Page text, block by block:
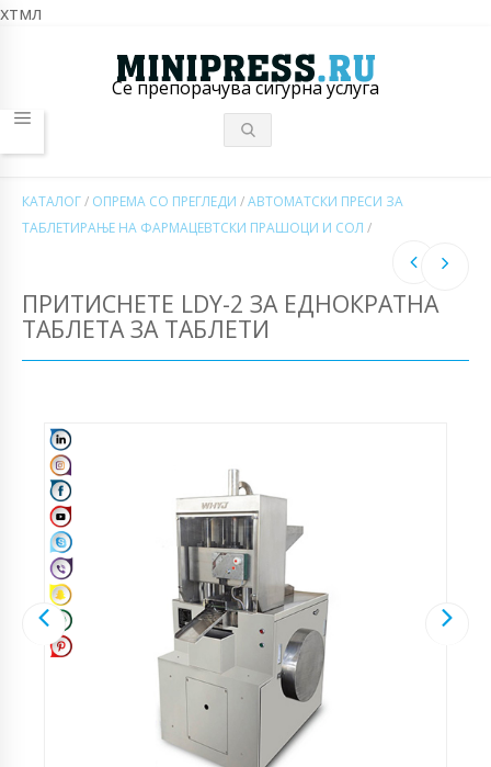
хтмл
Се препорачува сигурна услуга
КАТАЛОГ/ ОПРЕМА СО ПРЕГЛЕДИ /АВТОМАТСКИ ПРЕСИ ЗА
ТАБЛЕТИРАЊЕ НА ФАРМАЦЕВТСКИ ПРАШОЦИ И СОЛ /
ПРИТИСНЕТЕ LDY-2 ЗА ЕДНОКРАТНА
ТАБЛЕТА ЗА ТАБЛЕТИ